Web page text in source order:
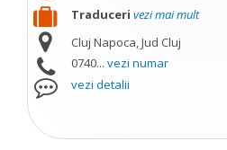
Traduceri vezi mai mult
Cluj Napoca, Jud Cluj
0740... vezi numar
vezi detalii